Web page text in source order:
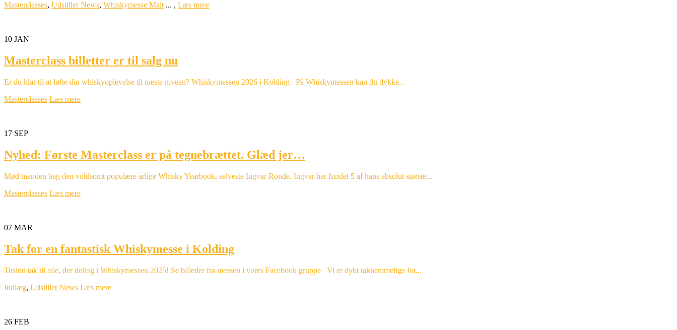
Masterclasses, Udstiller News, Whiskymesse Malt ... , Læs mere
10 JAN
Masterclass billetter er til salg nu
Er du klar til at løfte din whiskyoplevelse til næste niveau? Whiskymessen 2026 i Kolding På Whiskymessen kan du dykke...
Masterclasses Læs mere
17 SEP
Nyhed: Første Masterclass er på tegnebrættet. Glæd jer…
Mød manden bag den voldsomt populære årlige Whisky Yearbook, selveste Ingvar Ronde. Ingvar har fundet 5 af hans absolut største...
Masterclasses Læs mere
07 MAR
Tak for en fantastisk Whiskymesse i Kolding
Tusind tak til alle, der deltog i Whiskymessen 2025! Se billeder fra messen i vores Facebook gruppe Vi er dybt taknemmelige for...
Indlæg, Udstiller News Læs mere
26 FEB